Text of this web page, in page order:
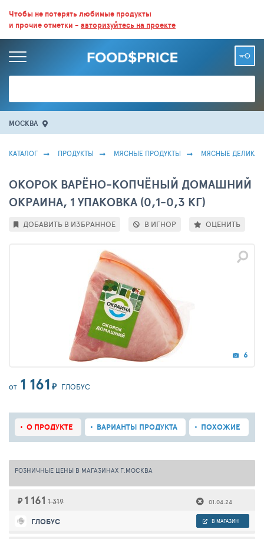
ВСЕ СКИДКИ И ВЫГОДНЫЕ ЦЕНЫ НА ПРОДУКТЫ В МАГАЗИНАХ.
БОЛЬШЕ 100 000 ТОВАРОВ. ЕЖЕДНЕВНОЕ ОБНОВЛЕНИЕ ЦЕН.
Чтобы не потерять любимые продукты
и прочие отметки - авторизуйтесь на проекте
МОСКВА
КАТАЛОГ ПРОДУКТЫ МЯСНЫЕ ПРОДУКТЫ МЯСНЫЕ
ОКОРОК ВАРЁНО-КОПЧЁНЫЙ ДОМАШНИЙ
ОКРАИНА, 1 УПАКОВКА (0,1-0,3 КГ)
6
ОТ 1 161 ₽ ГЛОБУС
ДОБАВИТЬ В ИЗБРАННОЕ В ИГНОР ОЦЕНИТЬ
О ПРОДУКТЕ ВАРИАНТЫ ПРОДУКТА ПОХОЖИЕ
РОЗНИЧНЫЕ ЦЕНЫ В МАГАЗИНАХ Г.МОСКВА
₽ 1 161 1 319 01.04.24
ГЛОБУС В МАГАЗИН